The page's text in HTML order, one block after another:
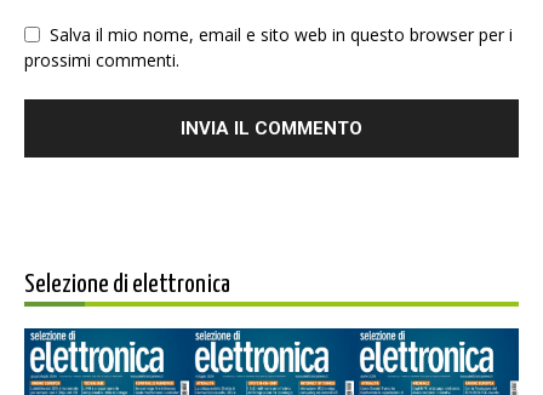
Salva il mio nome, email e sito web in questo browser per i
prossimi commenti.
Selezione di elettronica